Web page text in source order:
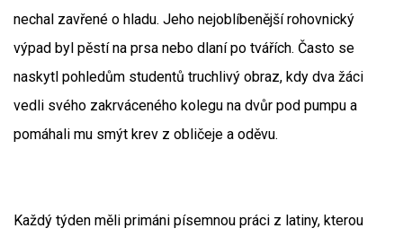
nechal zavřené o hladu. Jeho nejoblíbenější rohovnický
výpad byl pěstí na prsa nebo dlaní po tvářích. Často se
naskytl pohledům studentů truchlivý obraz, kdy dva žáci
vedli svého zakrváceného kolegu na dvůr pod pumpu a
pomáhali mu smýt krev z obličeje a oděvu.
Každý týden měli primáni písemnou práci z latiny, kterou